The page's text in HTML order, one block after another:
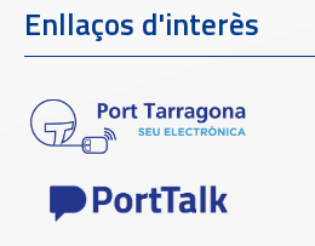
Enllaços d'interès